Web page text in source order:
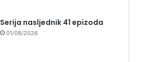
Serija nasljednik 41 epizoda
01/08/2026